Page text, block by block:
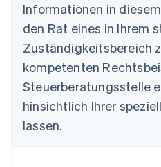
Informationen in
den Rat eines in Ihrem
Zuständigkeitsbereich
kompetenten
Steuerberatungsstelle
hinsichtlich Ihrer
lassen.
Bulgarien
English
Dänemark
English
Deutschland
DeutschEnglish
English
Festlandchina